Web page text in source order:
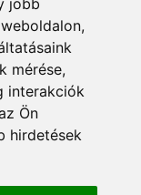
jobb
,
mérése,
interakciók
Ön
hirdetések